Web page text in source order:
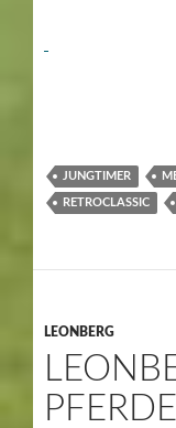
JUNGTIMER
RETROCLASSIC
LEONBERG